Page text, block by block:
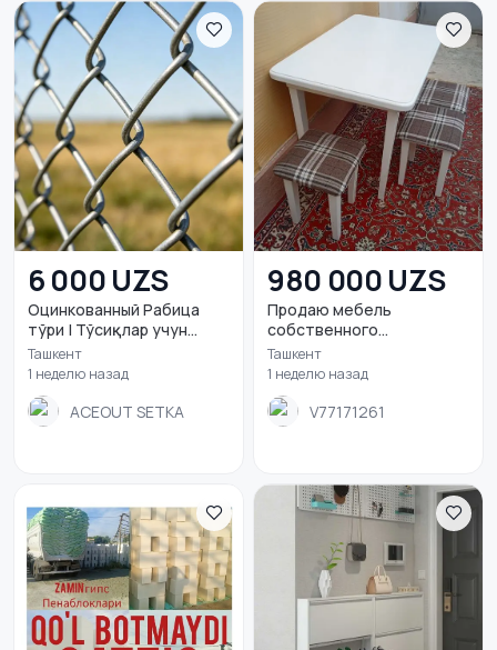
6 000 UZS
Оцинкованный Рабица
тўри | Тўсиқлар учун...
Ташкент
1 неделю назад
ACEOUT SETKA
980 000 UZS
Продаю мебель
собственного
производства
Ташкент
1 неделю назад
V77171261